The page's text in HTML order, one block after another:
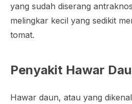
yang sudah diserang
melingkar kecil yang sedikit
tomat.
Penyakit Hawar
Hawar daun, atau yang